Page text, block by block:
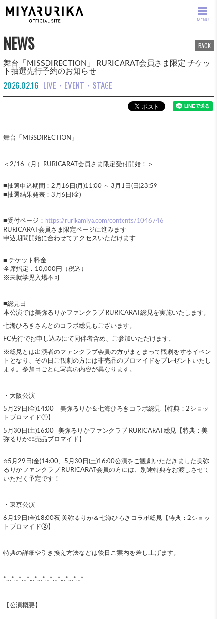
MENU
NEWS BACK
舞台「MISSDIRECTION」 RURICARAT会員さま限定 チケッ
ト抽選先行予約のお知らせ
2026.02.16 LIVE・EVENT・STAGE
舞台「MISSDIRECTION」
＜2/16（月）RURICARAT会員さま限定受付開始！＞
■抽選申込期間：2月16日(月)11:00 ～ 3月1日(日)23:59
■抽選結果発表：3月6日(金)
■受付ページ： https://rurikamiya.com/contents/1046746
RURICARAT会員さま限定ページに進みます
申込期間開始に合わせてアクセスいただけます
■ チケット料金
全席指定：10,000円（税込）
※未就学児入場不可
■総見日
本公演では美弥るりかファンクラブ RURICARAT総見を実施いたします。
七海ひろきさんとのコラボ総見もございます。
FC先行でお申し込みにて同伴者含め、ご参加いただけます。
※総見とは出演者のファンクラブ会員の方がまとまって観劇をするイベン
トとなり、その日ご観劇の方には非売品のブロマイドをプレゼントいたし
ます。参加日ごとに写真の内容が異なります。
・大阪公演
5月29日(金)14:00 美弥るりか＆七海ひろきコラボ総見【特典：2ショッ
トブロマイド①】
5月30日(土)16:00 美弥るりかファンクラブ RURICARAT総見【特典：美
弥るりか非売品ブロマイド】
⭐️5月29日(金)14:00、5月30日(土)16:00公演をご観劇いただきました美弥
るりかファンクラブ RURICARAT会員の方には、別途特典をお渡しさせて
いただく予定です！
・東京公演
6月19日(金)18:00夜 美弥るりか＆七海ひろきコラボ総見【特典：2ショッ
トブロマイド②】
特典の詳細や引き換え方法などは後日ご案内を差し上げます。
*…*…*…*…*…*…*…*…*…*…*
【公演概要】